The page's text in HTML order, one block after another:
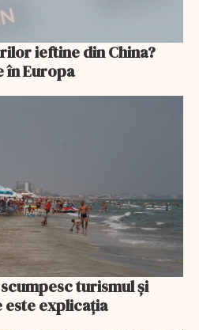
ieftine din China?
în Europa
turismul și
explicația